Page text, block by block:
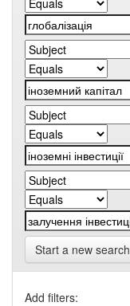
Start a new search
Add filters: